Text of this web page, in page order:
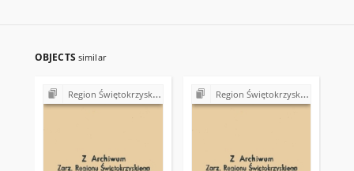
OBJECTS similar
Region Świętokrzyski NSZZ "Solidarność". Delegatura Starachowice Region Świętokrzyski NSZZ "Solidarność". Delegatura Starachowice